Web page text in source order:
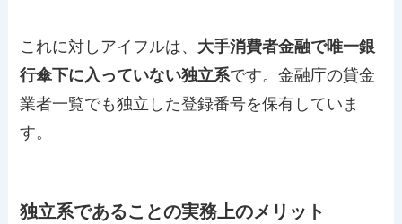
これに対しアイフルは、 大手消費者金融で唯一銀
行傘下に入っていない独立系です。金融庁の貸金
業者一覧でも独立した登録番号を保有していま
す。
独立系であることの実務上のメリット